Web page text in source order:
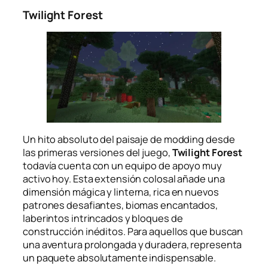
Twilight Forest
Un hito absoluto del paisaje de modding desde
las primeras versiones del juego,Twilight Forest
todavía cuenta con un equipo de apoyo muy
activo hoy. Esta extensión colosal añade una
dimensión mágica y linterna, rica en nuevos
patrones desafiantes, biomas encantados,
laberintos intrincados y bloques de
construcción inéditos. Para aquellos que buscan
una aventura prolongada y duradera, representa
un paquete absolutamente indispensable.